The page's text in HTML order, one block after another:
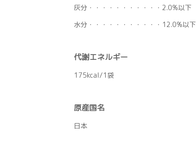
灰分・・・・・・・・・・・2.0%以下
水分・・・・・・・・・・・12.0%以下
代謝エネルギー
175kcal/1袋
原産国名
日本